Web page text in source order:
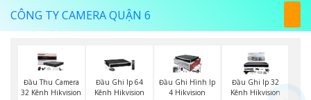
CÔNG TY CAMERA QUẬN 6
Đầu Thu Camera
32 Kênh Hikvision
Đầu Ghi Ip 64
Kênh Hikvision
Đầu Ghi Hình Ip
4 Hikvision
Đầu Ghi Ip 32
Kênh Hikvision